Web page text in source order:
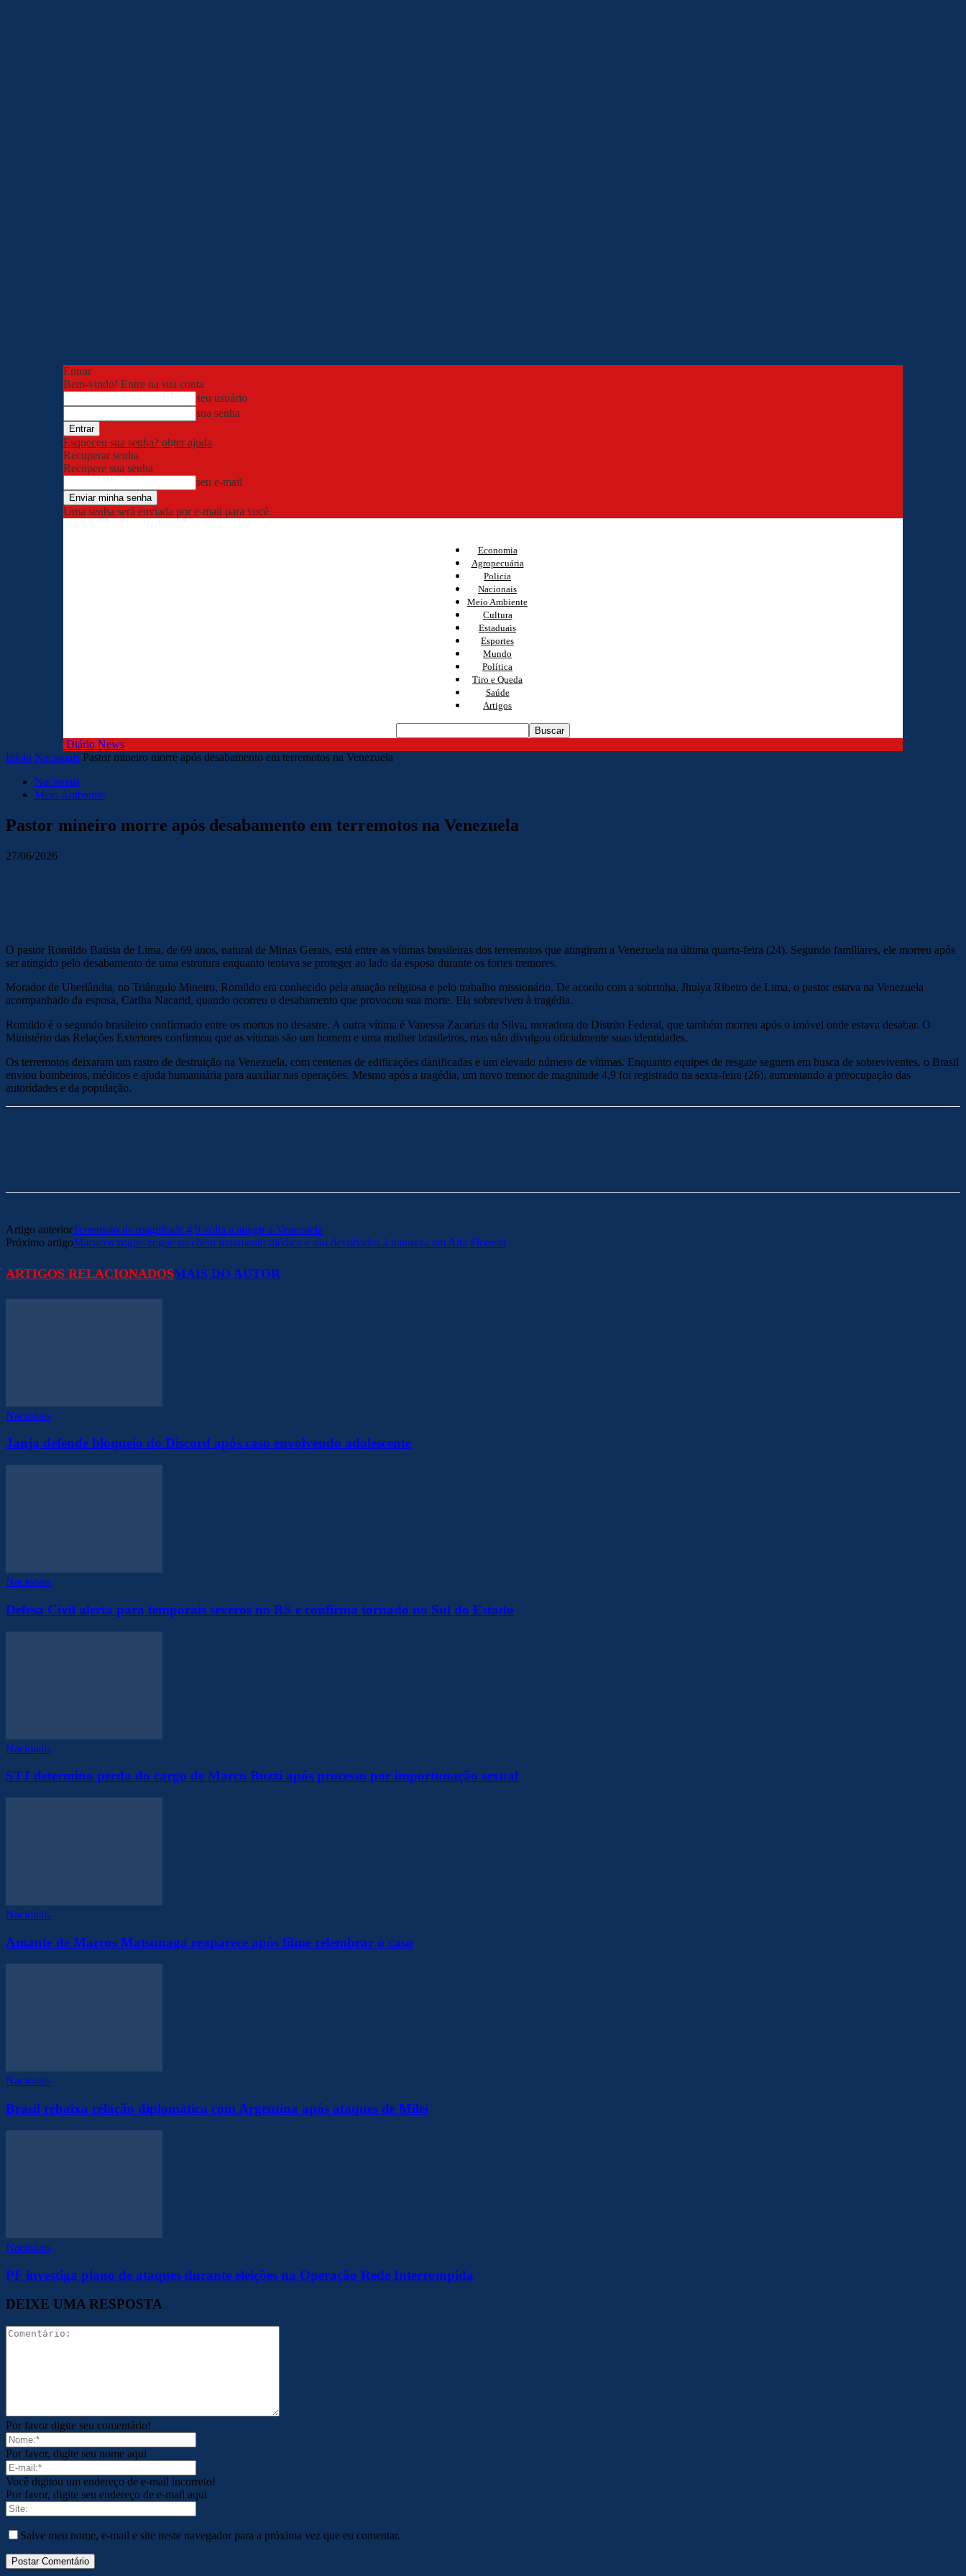
Entrar
Bem-vindo! Entre na sua conta
seu usuário
sua senha
Esqueceu sua senha? obter ajuda
Recuperar senha
Recupere sua senha
seu e-mail
Uma senha será enviada por e-mail para você.
Economia
Agropecuária
Policia
Nacionais
Meio Ambiente
Cultura
Estaduais
Esportes
Mundo
Política
Tiro e Queda
Saúde
Artigos
Diário News
Início Nacionais Pastor mineiro morre após desabamento em terremotos na Venezuela
Nacionais
Meio Ambiente
Pastor mineiro morre após desabamento em terremotos na Venezuela
27/06/2026
O pastor Romildo Batista de Lima, de 69 anos, natural de Minas Gerais, está entre as vítimas brasileiras dos terremotos que atingiram a Venezuela na última quarta-feira (24). Segundo familiares, ele morreu após
ser atingido pelo desabamento de uma estrutura enquanto tentava se proteger ao lado da esposa durante os fortes tremores.
Morador de Uberlândia, no Triângulo Mineiro, Romildo era conhecido pela atuação religiosa e pelo trabalho missionário. De acordo com a sobrinha, Jhulya Ribeiro de Lima, o pastor estava na Venezuela
acompanhado da esposa, Carlha Nacarid, quando ocorreu o desabamento que provocou sua morte. Ela sobreviveu à tragédia.
Romildo é o segundo brasileiro confirmado entre os mortos no desastre. A outra vítima é Vanessa Zacarias da Silva, moradora do Distrito Federal, que também morreu após o imóvel onde estava desabar. O
Ministério das Relações Exteriores confirmou que as vítimas são um homem e uma mulher brasileiros, mas não divulgou oficialmente suas identidades.
Os terremotos deixaram um rastro de destruição na Venezuela, com centenas de edificações danificadas e um elevado número de vítimas. Enquanto equipes de resgate seguem em busca de sobreviventes, o Brasil
enviou bombeiros, médicos e ajuda humanitária para auxiliar nas operações. Mesmo após a tragédia, um novo tremor de magnitude 4,9 foi registrado na sexta-feira (26), aumentando a preocupação das
autoridades e da população.
Artigo anteriorTerremoto de magnitude 4,9 volta a atingir a Venezuela
Próximo artigoMacacos zogue-zogue recebem tratamento médico e são devolvidos à natureza em Alta Floresta
ARTIGOS RELACIONADOSMAIS DO AUTOR
Nacionais
Janja defende bloqueio do Discord após caso envolvendo adolescente
Nacionais
Defesa Civil alerta para temporais severos no RS e confirma tornado no Sul do Estado
Nacionais
STJ determina perda do cargo de Marco Buzzi após processo por importunação sexual
Nacionais
Amante de Marcos Matsunaga reaparece após filme relembrar o caso
Nacionais
Brasil rebaixa relação diplomática com Argentina após ataques de Milei
Nacionais
PF investiga plano de ataques durante eleições na Operação Rede Interrompida
DEIXE UMA RESPOSTA
Por favor digite seu comentário!
Por favor, digite seu nome aqui
Você digitou um endereço de e-mail incorreto!
Por favor, digite seu endereço de e-mail aqui
Salve meu nome, e-mail e site neste navegador para a próxima vez que eu comentar.